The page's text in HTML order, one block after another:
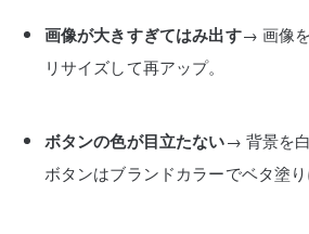
画像が大きすぎてはみ出す→ 画像を
リサイズして再アップ。
ボタンの色が目立たない→ 背景を
ボタンはブランドカラーでベタ塗り